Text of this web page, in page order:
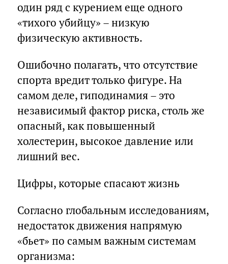
один ряд с курением еще одного
«тихого убийцу» – низкую
физическую активность.
Ошибочно полагать, что отсутствие
спорта вредит только фигуре. На
самом деле, гиподинамия – это
независимый фактор риска, столь же
опасный, как повышенный
холестерин, высокое давление или
лишний вес.
Цифры, которые спасают жизнь
Согласно глобальным исследованиям,
недостаток движения напрямую
«бьет» по самым важным системам
организма: